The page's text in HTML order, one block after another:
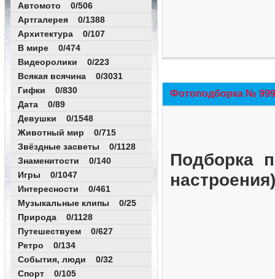
Автомото 0/506
Артгалерея 0/1388
Архитектура 0/107
В мире 0/474
Видеоролики 0/223
Всякая всячина 0/3031
Гифки 0/830
Дата 0/89
Девушки 0/1548
Животный мир 0/715
Звёздные засветы 0/1128
Знаменитости 0/140
Игры 0/1047
Интересности 0/461
Музыкальные клипы 0/25
Природа 0/1128
Путешествуем 0/627
Ретро 0/134
События, люди 0/32
Спорт 0/105
Фотоподборка №
Подборка